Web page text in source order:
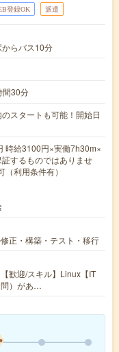
登録OK 派遣
らバス10分
間30分
スタートも可能！開始日
給3100円×実働7h30m×
するものではありませ
利用条件有）
正・構築・テスト・移行
歓迎/スキル】Linux【IT
問）があ…